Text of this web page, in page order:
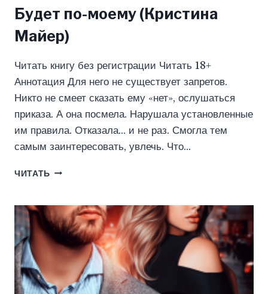
Будет по-моему (Кристина
Майер)
Читать книгу без регистрации Читать 18+
Аннотация Для него не существует запретов.
Никто не смеет сказать ему «нет», ослушаться
приказа. А она посмела. Нарушала установленные
им правила. Отказала… и не раз. Смогла тем
самым заинтересовать, увлечь. Что…
ЧИТАТЬ БУДЕТ
(КРИСТИНА
МАЙЕР)